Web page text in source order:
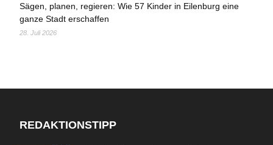
Sägen, planen, regieren: Wie 57 Kinder in Eilenburg eine
ganze Stadt erschaffen
28. Juli 2026
REDAKTIONSTIPP